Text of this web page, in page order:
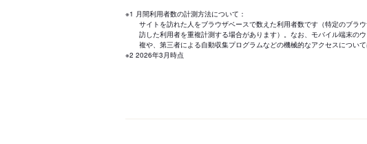
※1 月間利用者数の計測方法について：
サイトを訪れた人をブラウザベースで数えた利用者数です（特定のブラ
訪した利用者を重複計測する場合があります）。なお、モバイル端末の
複や、第三者による自動収集プログラムなどの機械的なアクセスについ
※2 2026年3月時点